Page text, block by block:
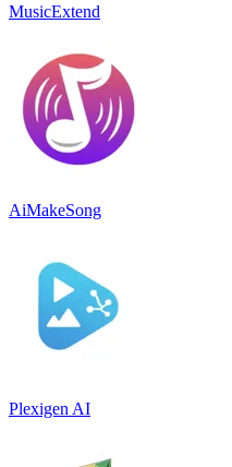
MusicExtend
AiMakeSong
Plexigen AI